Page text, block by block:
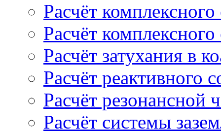
Расчёт
Расчёт
Расчёт затухания в
Расчёт реактивного
Расчёт резонансной
Расчёт системы